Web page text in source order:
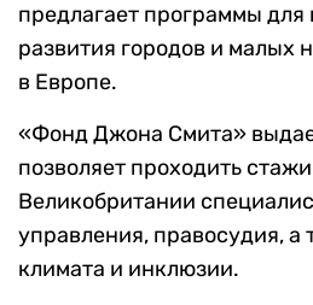
предлагает программы
развития городов и малых
в Европе.
«Фонд Джона Смита»
позволяет проходить
Великобритании
управления, правосудия, а
климата и инклюзии.